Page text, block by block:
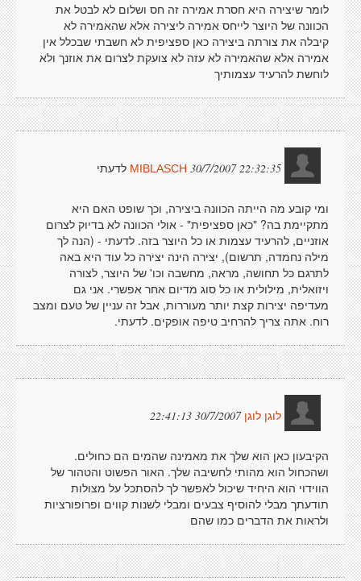
לומר שיצירה היא חסרת אמירה זה חס ושלום לא לבטל את
הכוונה של היוצר לייחס אמירה ליצירה אלא שהאמירה לא
קיבלה את צורתה ביצירה כאן ספציפית לא חשבתי שבכלל אין
אמירה אלא שהאמירה לא עזה לא צועקת לצרום את אוזנך ולא
לוחשת להרעיד עצמותיך
MIBLASCH 30/7/2007 22:32:35 לדעתי
ומי קובע מה הייתה הכוונה ביצירה, וכך שופט האם היא
מתקיימת בה? "כאן ספציפית" - אולי הכוונה לא בדיוק לצרום
אוזניים, להרעיד עצמות או כל היוצר בזה. לדעתי - (הנה לך
מילה נחמדה, תרשום), יצירה הינה יצירה כל עוד היא באה
לתרגם כל תחושה, מראה, מחשבה וכו' של היוצר, לצורה
ויזואלית, מילולית או כל סוג מדיום אחר אפשרי. אני גם
מעדיפה יצירות קצת יותר מעוררות, אבל זה עניין של טעם ומצב
רוח. אתה צריך להרחיב טיפה אופקים. לדעתי.
לוגן לוגן 30/7/2007 22:41:13
הקיבעון כאן הוא שלך את מאמינה שהמים הם כחולים.
ושהכחול הוא מהותי לחשיבה שלך. האור הפשוט והטהור של
הווידוי הוא היחיד שיכול לאפשר לך להסתכל על מצולות
תודעתך מבלי להוסיף צבעים ומבלי לשנות קווים ופרופורציות
ולראות את הדברים כמו שהם